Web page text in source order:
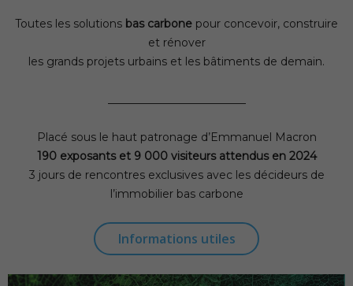
Toutes les solutions bas carbone pour concevoir, construire
et rénover
les grands projets urbains et les bâtiments de demain.
Placé sous le haut patronage d’Emmanuel Macron
190 exposants et 9 000 visiteurs attendus en 2024
3 jours de rencontres exclusives avec les décideurs de
l’immobilier bas carbone
Informations utiles